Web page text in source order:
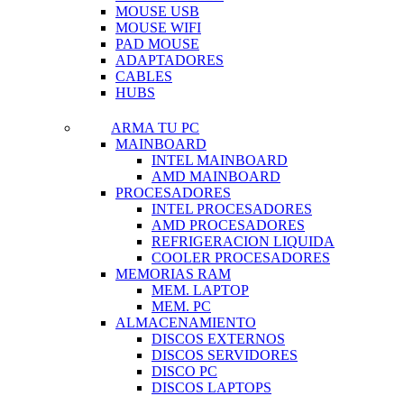
MOUSE USB
MOUSE WIFI
PAD MOUSE
ADAPTADORES
CABLES
HUBS
ARMA TU PC
MAINBOARD
INTEL MAINBOARD
AMD MAINBOARD
PROCESADORES
INTEL PROCESADORES
AMD PROCESADORES
REFRIGERACION LIQUIDA
COOLER PROCESADORES
MEMORIAS RAM
MEM. LAPTOP
MEM. PC
ALMACENAMIENTO
DISCOS EXTERNOS
DISCOS SERVIDORES
DISCO PC
DISCOS LAPTOPS